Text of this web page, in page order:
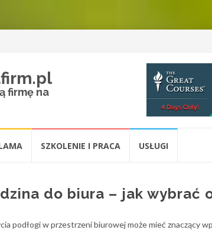
firmę na
SZKOLENIE I PRACA USŁUGI
do biura – jak wybrać
podłogi w przestrzeni biurowej może mieć znaczący